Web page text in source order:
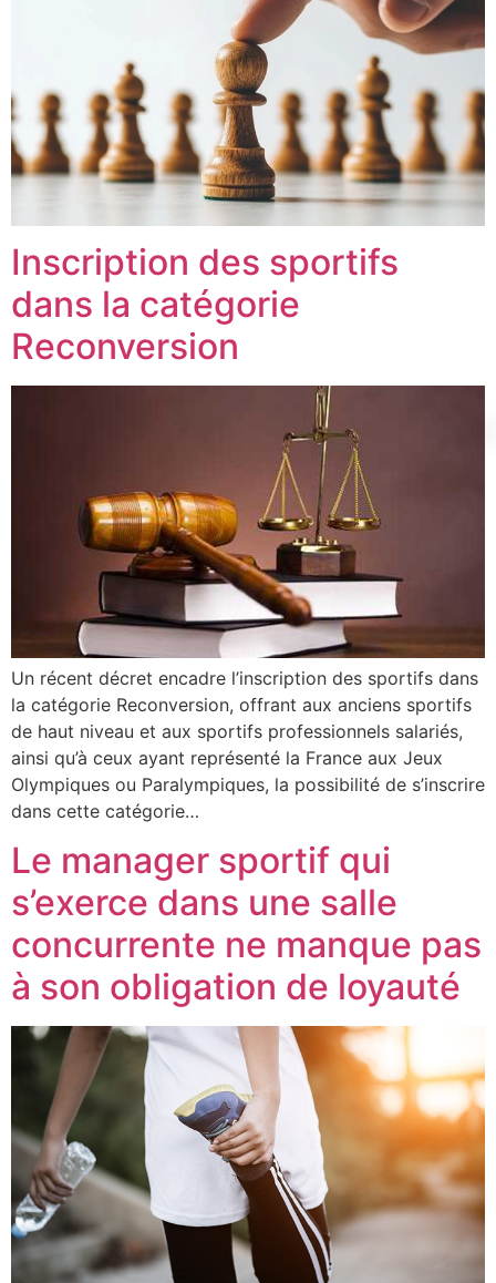
Inscription des sportifs
dans la catégorie
Reconversion
Un récent décret encadre l’inscription des sportifs dans
la catégorie Reconversion, offrant aux anciens sportifs
de haut niveau et aux sportifs professionnels salariés,
ainsi qu’à ceux ayant représenté la France aux Jeux
Olympiques ou Paralympiques, la possibilité de s’inscrire
dans cette catégorie…
Le manager sportif qui
s’exerce dans une salle
concurrente ne manque pas
à son obligation de loyauté